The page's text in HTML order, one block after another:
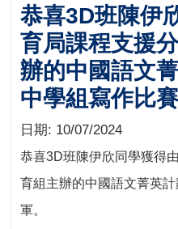
恭喜3D班陳伊
育局課程支援
辦的中國語文
中學組寫作比賽
日期: 10/07/2024
恭喜3D班陳伊欣同學獲得
育組主辦的中國語文菁英計
軍。